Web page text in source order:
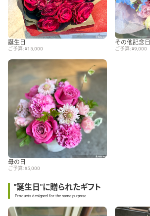
誕生日
ご予算: ¥15,000
その他記念日
ご予算: ¥9,000
母の日
ご予算: ¥5,000
"誕生日"に贈られたギフト
Products designed for the same purpose